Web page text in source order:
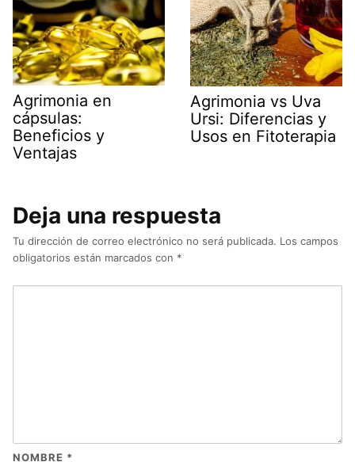
Agrimonia en
cápsulas:
Beneficios y
Ventajas
Agrimonia vs Uva
Ursi: Diferencias y
Usos en Fitoterapia
Deja una respuesta
Tu dirección de correo electrónico no será publicada. Los campos
obligatorios están marcados con *
NOMBRE *